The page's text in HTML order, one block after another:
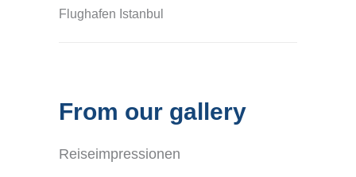
Flughafen Istanbul
From our gallery
Reiseimpressionen